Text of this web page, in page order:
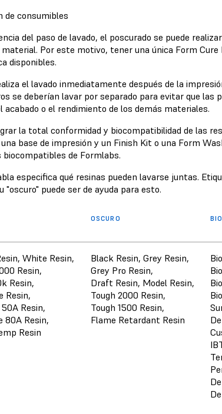
de consumibles
del paso de lavado, el poscurado se puede
Por este motivo, tener una única Form Cure
disponibles.
el lavado inmediatamente después de la
se deberían lavar por separado para evitar que
acabado o el rendimiento de los demás materiales.
la total conformidad y biocompatibilidad de las
base de impresión y un Finish Kit o una Form
biocompatibles de Formlabs.
especifica qué resinas pueden lavarse juntas.
"oscuro" puede ser de ayuda para esto.
OSCURO
White Resin,
Resin,
Resin,
Resin,
Resin,
80A Resin,
Resin
Black Resin, Grey Resin,
Grey Pro Resin,
Draft Resin, Model Resin,
Tough 2000 Resin,
Tough 1500 Resin,
Flame Retardant Resin